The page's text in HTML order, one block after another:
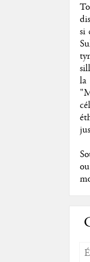
si
la